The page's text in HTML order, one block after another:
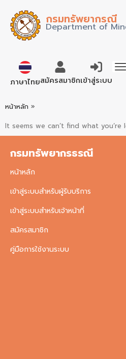
กรมทรัพยากรณี
Department of
ภาษาไทยEnglishสมัครสมาชิกเข้าสู่ระบบ
หน้าหลัก »
It seems we can’t find what you’re
กรมทรัพยากรธรณี
หน้าหลัก
เข้าสู่ระบบสำหรับผู้รับบริการ
เข้าสู่ระบบสำหรับเจ้าหน้าที่
สมัครสมาชิก
คู่มือการใช้งานระบบ